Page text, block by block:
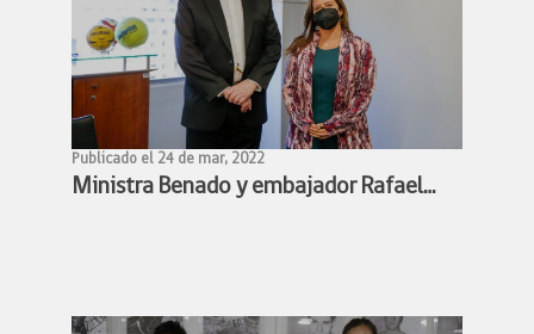
Publicado el 24 de mar, 2022
Ministra Benado y embajador Rafael
deportivas